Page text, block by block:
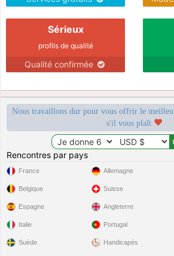
Sérieux
profils de qualité
Qualité confirmée
Nous travaillons dur pour vous offrir le
s'il vous plaît
Rencontres par pays
France
Belgique
Espagne
Italie
Suède
Allemagne
Suisse
Angleterre
Portugal
Handicapés